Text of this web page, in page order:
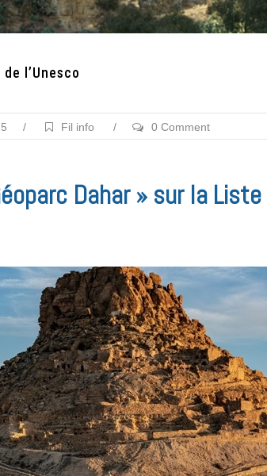
l’Unesco
/ Fil info / 0 Comment
Dahar » sur la